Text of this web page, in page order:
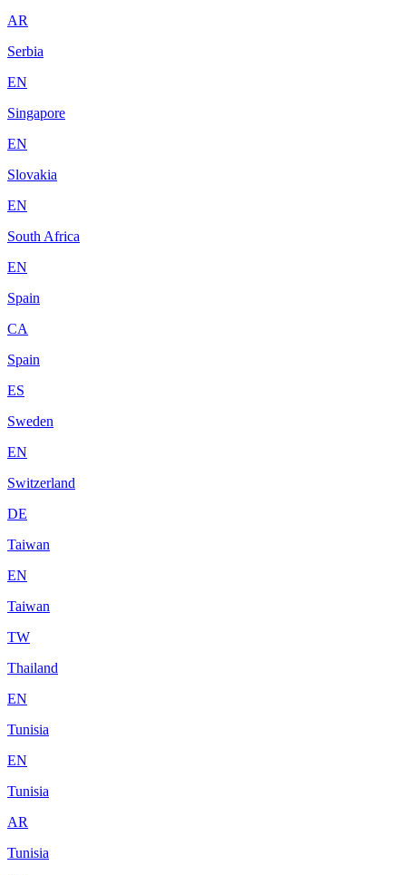
AR
Serbia
EN
Singapore
EN
Slovakia
EN
South Africa
EN
Spain
CA
Spain
ES
Sweden
EN
Switzerland
DE
Taiwan
EN
Taiwan
TW
Thailand
EN
Tunisia
EN
Tunisia
AR
Tunisia